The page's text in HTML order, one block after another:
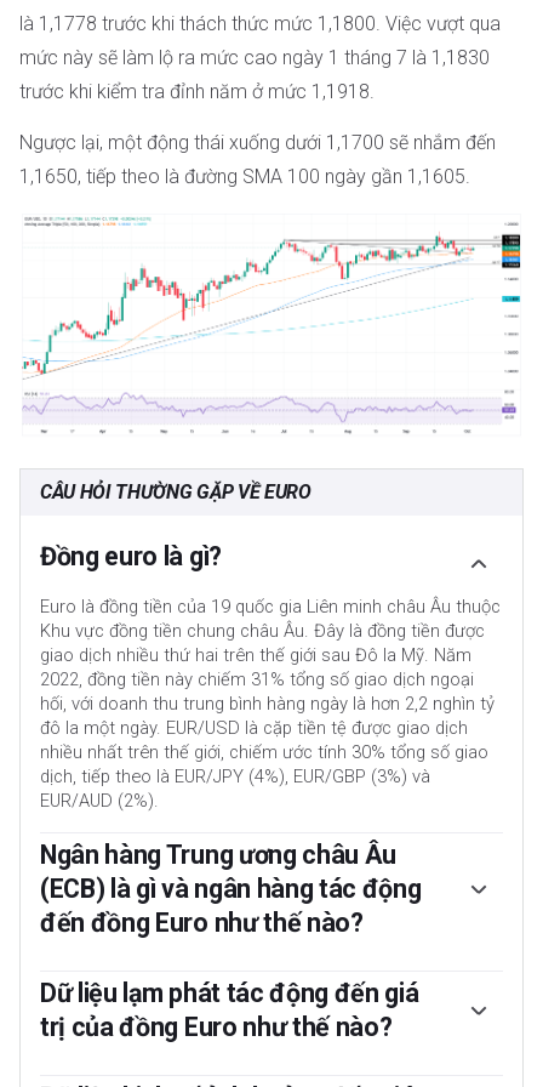
là 1,1778 trước khi thách thức mức 1,1800. Việc vượt qua
mức này sẽ làm lộ ra mức cao ngày 1 tháng 7 là 1,1830
trước khi kiểm tra đỉnh năm ở mức 1,1918.
Ngược lại, một động thái xuống dưới 1,1700 sẽ nhắm đến
1,1650, tiếp theo là đường SMA 100 ngày gần 1,1605.
CÂU HỎI THƯỜNG GẶP VỀ EURO
Đồng euro là gì?
Euro là đồng tiền của 19 quốc gia Liên minh châu Âu thuộc
Khu vực đồng tiền chung châu Âu. Đây là đồng tiền được
giao dịch nhiều thứ hai trên thế giới sau Đô la Mỹ. Năm
2022, đồng tiền này chiếm 31% tổng số giao dịch ngoại
hối, với doanh thu trung bình hàng ngày là hơn 2,2 nghìn tỷ
đô la một ngày. EUR/USD là cặp tiền tệ được giao dịch
nhiều nhất trên thế giới, chiếm ước tính 30% tổng số giao
dịch, tiếp theo là EUR/JPY (4%), EUR/GBP (3%) và
EUR/AUD (2%).
Ngân hàng Trung ương châu Âu
(ECB) là gì và ngân hàng tác động
đến đồng Euro như thế nào?
là ngân hàng dự trữ của Khu vực đồng tiền chung châu Âu.
ECB thiết lập lãi suất và quản lý chính sách tiền tệ. Nhiệm
vụ chính của ECB là duy trì sự ổn định giá cả, nghĩa là kiểm
Dữ liệu lạm phát tác động đến giá
trị của đồng Euro như thế nào?